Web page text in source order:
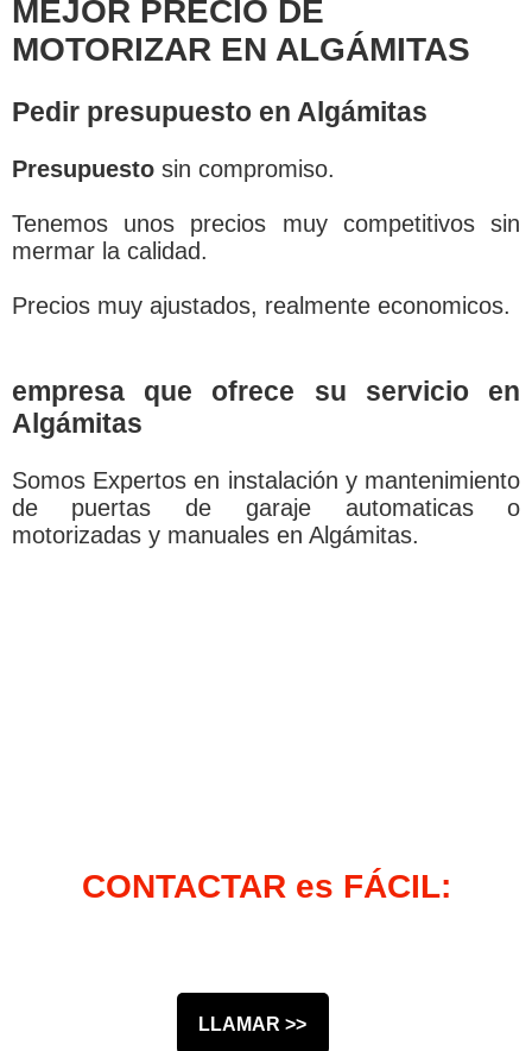
MEJOR PRECIO DE
MOTORIZAR EN ALGÁMITAS
Pedir presupuesto en Algámitas
Presupuestosin compromiso.
Tenemos unos precios muy competitivos sin
mermar la calidad.
Precios muy ajustados, realmente economicos.
empresa que ofrece su servicio en
Algámitas
Somos Expertos en instalación y mantenimiento
de puertas de garaje automaticas o
motorizadas y manuales en Algámitas.
CONTACTAR es FÁCIL:
LLAMAR >>